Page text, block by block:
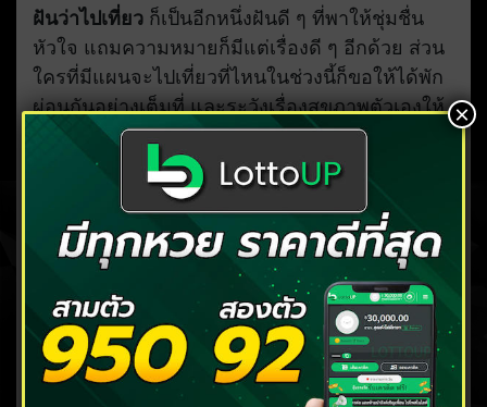
ฝันว่าไปเที่ยว ก็เป็นอีกหนึ่งฝันดี ๆ ที่พาให้ชุ่มชื่น
หัวใจ แถมความหมายก็มีแต่เรื่องดี ๆ อีกด้วย ส่วน
ใครที่มีแผนจะไปเที่ยวที่ไหนในช่วงนี้ก็ขอให้ได้พัก
ผ่อนกันอย่างเต็มที่ และระวังเรื่องสุขภาพตัวเองให้
ดีด้วยนะ
ส่วนใครที่กำลังเก็บเงินไปเที่ยวที่ไหน ลองแบ่งมาสัก
นิดเพื่อมาเสี่ยงโชคกับLOTTOVIP,RUAY และ
TODEกันดู บอกเลยว่าไม่ต้องมีเงินเยอะก็สามารถ
เสี่ยงโชคกันได้ แถมได้ค่าตอบแทนสูง ไม่ต้องกลัว
ว่าจะไม่ได้เงิน เพราะได้เท่าไหร่จ่ายเท่านั้น
บทความแนะนำ
ฝันเห็นนก โชคจะหล่นทับ คำทำนายฝัน
×